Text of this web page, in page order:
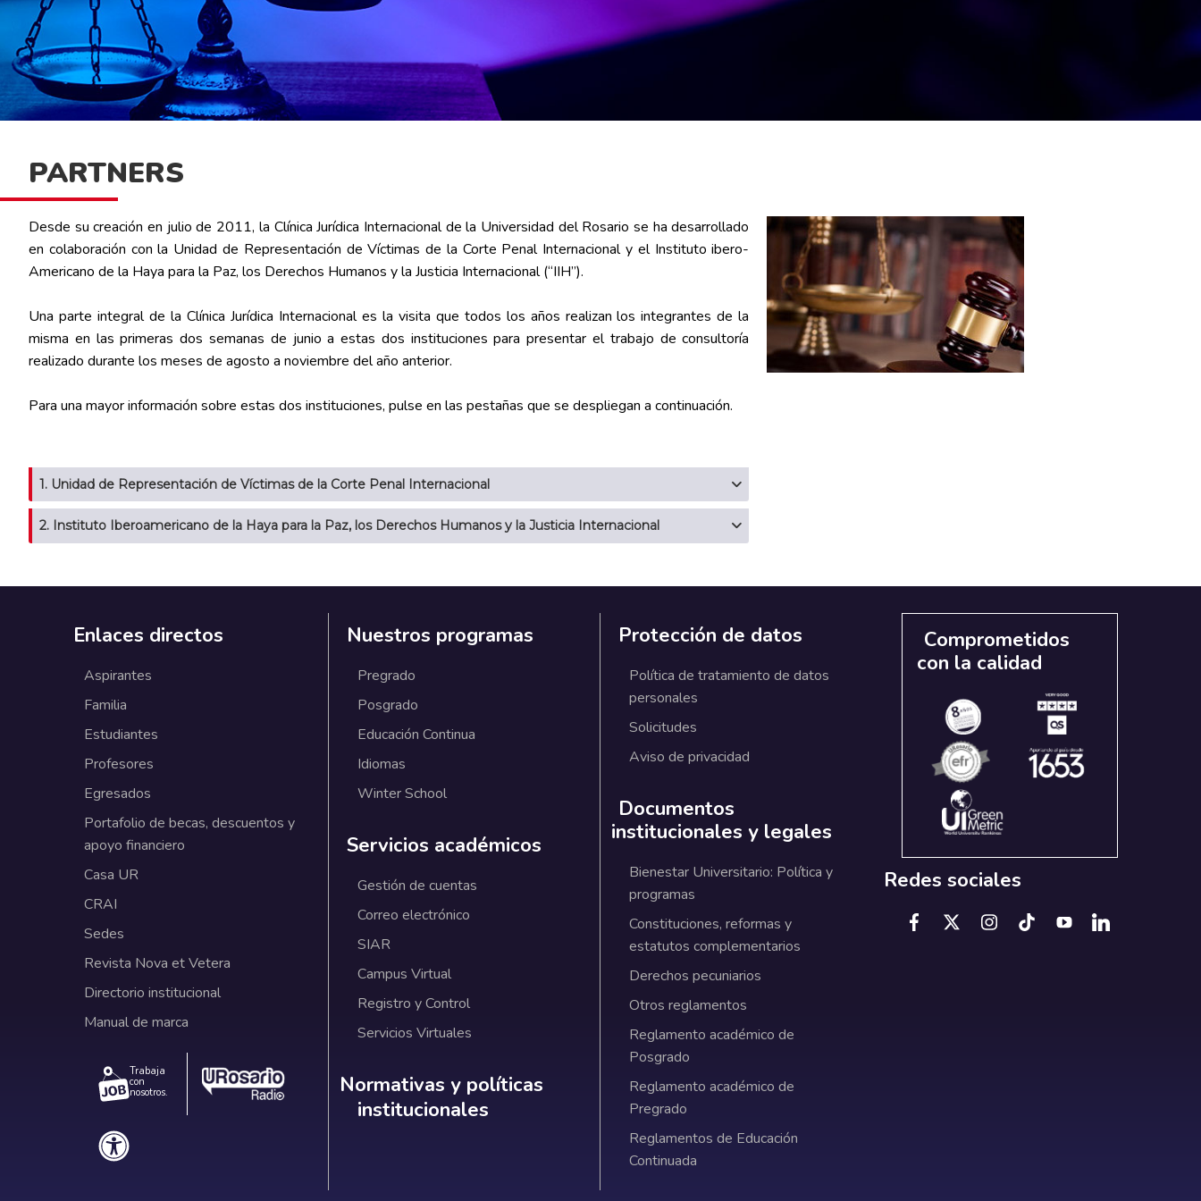
PARTNERS
Desde su creación en julio de 2011, la Clínica Jurídica Internacional de la Universidad del Rosario se ha desarrollado
en colaboración con la Unidad de Representación de Víctimas de la Corte Penal Internacional y el Instituto ibero-
Americano de la Haya para la Paz, los Derechos Humanos y la Justicia Internacional (“IIH”).
Una parte integral de la Clínica Jurídica Internacional es la visita que todos los años realizan los integrantes de la
misma en las primeras dos semanas de junio a estas dos instituciones para presentar el trabajo de consultoría
realizado durante los meses de agosto a noviembre del año anterior.
Para una mayor información sobre estas dos instituciones, pulse en las pestañas que se despliegan a continuación.
1. Unidad de Representación de Víctimas de la Corte Penal Internacional
2. Instituto Iberoamericano de la Haya para la Paz, los Derechos Humanos y la Justicia Internacional
Enlaces directos
Aspirantes
Familia
Estudiantes
Profesores
Egresados
Portafolio de becas, descuentos y
apoyo financiero
Casa UR
CRAI
Sedes
Revista Nova et Vetera
Directorio institucional
Manual de marca
Trabaja
con
nosotros.
Nuestros programas
Pregrado
Posgrado
Educación Continua
Idiomas
Winter School
Servicios académicos
Gestión de cuentas
Correo electrónico
SIAR
Campus Virtual
Registro y Control
Servicios Virtuales
Normativas y políticas institucionales
Normativas y políticas
institucionales
Protección de datos
Política de tratamiento de datos
personales
Solicitudes
Aviso de privacidad
Documentos
institucionales y legales
Bienestar Universitario: Política y
programas
Constituciones, reformas y
estatutos complementarios
Derechos pecuniarios
Otros reglamentos
Reglamento académico de
Posgrado
Reglamento académico de
Pregrado
Reglamentos de Educación
Continuada
Comprometidos
con la calidad
Redes sociales